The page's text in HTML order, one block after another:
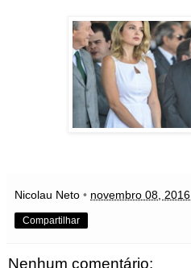
Nicolau Neto • novembro 08, 2016
Compartilhar
Nenhum comentário: